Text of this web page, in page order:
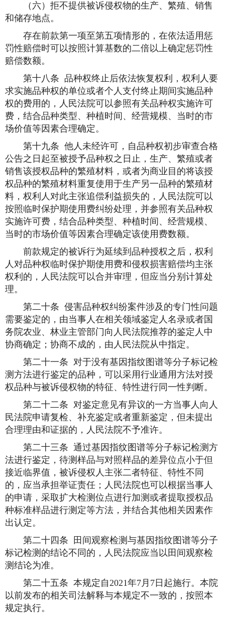
（六）拒不提供被诉侵权物的生产、繁殖、销售
和储存地点。
存在前款第一项至第五项情形的，在依法适用惩
罚性赔偿时可以按照计算基数的二倍以上确定惩罚性
赔偿数额。
第十八条 品种权终止后依法恢复权利，权利人要
求实施品种权的单位或者个人支付终止期间实施品种
权的费用的，人民法院可以参照有关品种权实施许可
费，结合品种类型、种植时间、经营规模、当时的市
场价值等因素合理确定。
第十九条 他人未经许可，自品种权初步审查合格
公告之日起至被授予品种权之日止，生产、繁殖或者
销售该授权品种的繁殖材料，或者为商业目的将该授
权品种的繁殖材料重复使用于生产另一品种的繁殖材
料，权利人对此主张追偿利益损失的，人民法院可以
按照临时保护期使用费纠纷处理，并参照有关品种权
实施许可费，结合品种类型、种植时间、经营规模、
当时的市场价值等因素合理确定该使用费数额。
前款规定的被诉行为延续到品种授权之后，权利
人对品种权临时保护期使用费和侵权损害赔偿均主张
权利的，人民法院可以合并审理，但应当分别计算处
理。
第二十条 侵害品种权纠纷案件涉及的专门性问题
需要鉴定的，由当事人在相关领域鉴定人名录或者国
务院农业、林业主管部门向人民法院推荐的鉴定人中
协商确定；协商不成的，由人民法院从中指定。
第二十一条 对于没有基因指纹图谱等分子标记检
测方法进行鉴定的品种，可以采用行业通用方法对授
权品种与被诉侵权物的特征、特性进行同一性判断。
第二十二条 对鉴定意见有异议的一方当事人向人
民法院申请复检、补充鉴定或者重新鉴定，但未提出
合理理由和证据的，人民法院不予准许。
第二十三条 通过基因指纹图谱等分子标记检测方
法进行鉴定，待测样品与对照样品的差异位点小于但
接近临界值，被诉侵权人主张二者特征、特性不同
的，应当承担举证责任；人民法院也可以根据当事人
的申请，采取扩大检测位点进行加测或者提取授权品
种标准样品进行测定等方法，并结合其他相关因素作
出认定。
第二十四条 田间观察检测与基因指纹图谱等分子
标记检测的结论不同的，人民法院应当以田间观察检
测结论为准。
第二十五条 本规定自2021年7月7日起施行。本院
以前发布的相关司法解释与本规定不一致的，按照本
规定执行。